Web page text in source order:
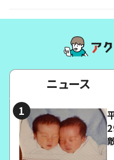
ニュース